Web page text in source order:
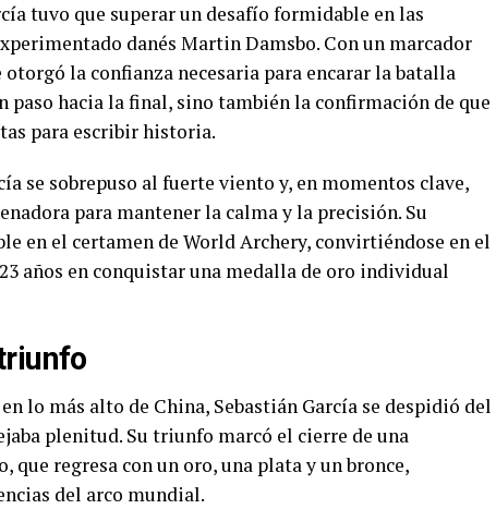
tuvo que superar un desafío formidable en las
danés Martin Damsbo. Con un marcador
la confianza necesaria para encarar la batalla
paso hacia la final, sino también la confirmación de que
para escribir historia.
se sobrepuso al fuerte viento y, en momentos clave,
para mantener la calma y la precisión. Su
en el certamen de World Archery, convirtiéndose en el
años en conquistar una medalla de oro individual
lo más alto de China, Sebastián García se despidió del
plenitud. Su triunfo marcó el cierre de una
regresa con un oro, una plata y un bronce,
del arco mundial.